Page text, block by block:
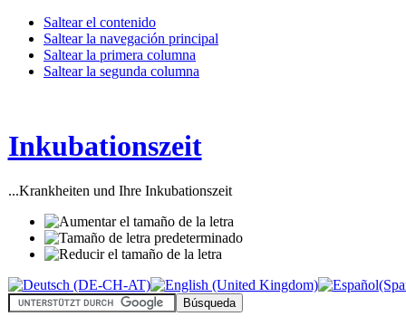
Saltear el contenido
Saltear la navegación principal
Saltear la primera columna
Saltear la segunda columna
Inkubationszeit
...Krankheiten und Ihre Inkubationszeit